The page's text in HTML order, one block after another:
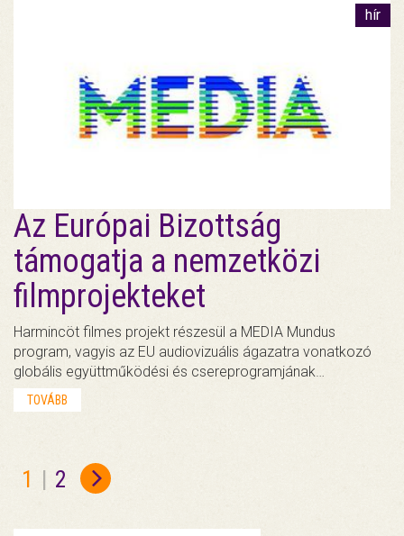
hír
Az Európai Bizottság
támogatja a nemzetközi
filmprojekteket
Harmincöt filmes projekt részesül a MEDIA Mundus
program, vagyis az EU audiovizuális ágazatra vonatkozó
globális együttműködési és csereprogramjának…
TOVÁBB
1 | 2